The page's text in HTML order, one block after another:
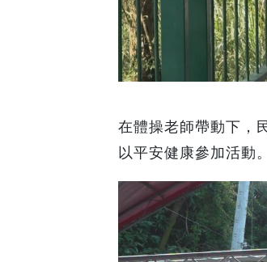
在體操老師帶動下，
以平安健康參加活動。